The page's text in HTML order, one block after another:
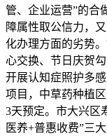
管、企业运营”的合
障属性取公信力，
化办理方面的劣势
心交换、节日庆贺
开展认知症照护多
项目，中草药种植
3天预定。市大兴区
医养+普惠收费”三